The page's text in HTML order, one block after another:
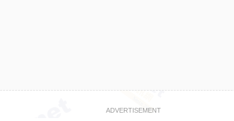
ADVERTISEMENT